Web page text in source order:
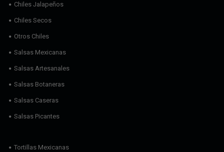
Chiles Jalapeños
Chiles Secos
Otros Chiles
Salsas Mexicanas
Salsas Artesanales
Salsas Botaneras
Salsas Caseras
Salsas Picantes
Tortillas Mexicanas